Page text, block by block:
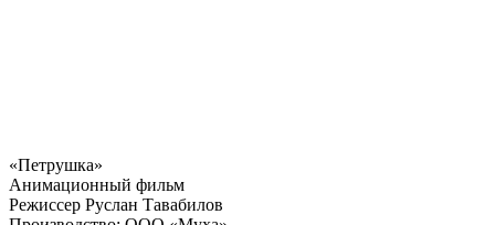
«Петрушка»
Анимационный фильм
Режиссер Руслан Тавабилов